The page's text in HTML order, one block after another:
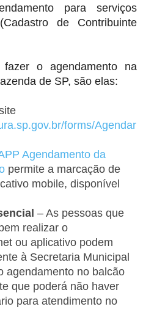
para serviços
de Contribuinte
o agendamento na
de SP, são elas:
forms/Agendar
Agendamento da
permite a marcação de
mobile, disponível
– As pessoas que
realizar o
ou aplicativo podem
à Secretaria Municipal
agendamento no balcão
que poderá não haver
para atendimento no